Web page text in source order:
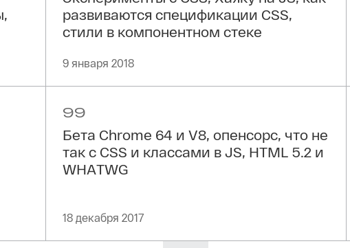
развиваются спецификации CSS,
стили в компонентном стеке
9 января 2018
99
Бета Chrome 64 и V8, опенсорс, что не
так с CSS и классами в JS, HTML 5.2 и
WHATWG
18 декабря 2017